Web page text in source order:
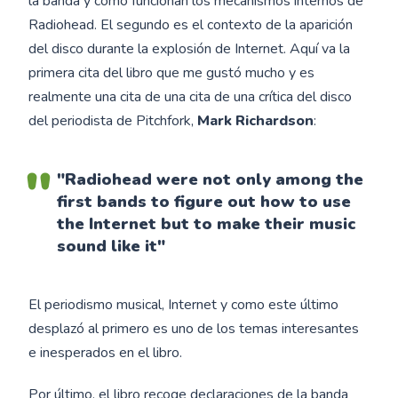
Radiohead. El segundo es el contexto de la aparición
del disco durante la explosión de Internet. Aquí va la
primera cita del libro que me gustó mucho y es
realmente una cita de una cita de una crítica del disco
del periodista de Pitchfork, Mark Richardson:
"Radiohead were not only among the
first bands to figure out how to use
the Internet but to make their music
sound like it"
El periodismo musical, Internet y como este último
desplazó al primero es uno de los temas interesantes
e inesperados en el libro.